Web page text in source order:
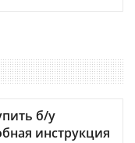
б/у
инструкция